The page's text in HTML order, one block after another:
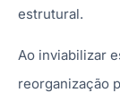
estrutural.
Ao inviabilizar
reorganização